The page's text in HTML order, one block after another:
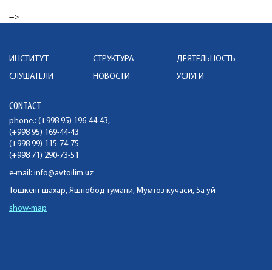
-->
ИНСТИТУТ СТРУКТУРА
ДЕЯТЕЛЬНОСТЬ
СЛУШАТЕЛИ
НОВОСТИ УСЛУГИ
CONTACT
phone.: (+998 95) 196-44-43,
(+998 95) 169-44-43
(+998 99) 115-74-75
(+998 71) 290-73-51
e-mail: info@avtoilim.uz
Тошкент шахар, Яшнобод тумани, Мумтоз кучаси, 5а уй
show-map